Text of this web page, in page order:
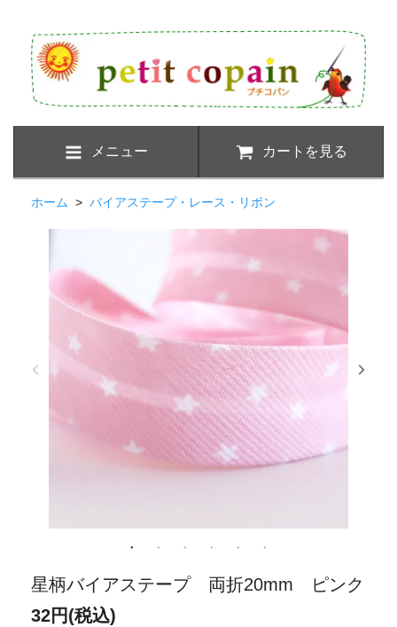
メニュー カートを見る
ホーム > バイアステープ・レース・リボン
星柄バイアステープ 両折20mm ピンク
32円(税込)